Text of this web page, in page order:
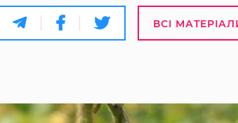
ВСІ